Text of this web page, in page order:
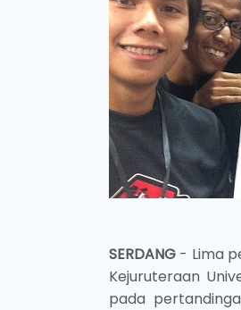
SERDANG - Lima
Kejuruteraan
pada